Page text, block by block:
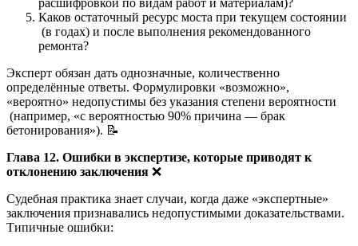
Каков остаточный ресурс моста при текущем состоянии
(в годах) и после выполнения рекомендованного
ремонта?
Эксперт обязан дать однозначные, количественно
определённые ответы. Формулировки «возможно»,
«вероятно» недопустимы без указания степени вероятности
(например, «с вероятностью 90% причина — брак
бетонирования»). 📝
Глава 12. Ошибки в экспертизе, которые приводят к
отклонению заключения ❌
Судебная практика знает случаи, когда даже «экспертные»
заключения признавались недопустимыми доказательствами.
Типичные ошибки: